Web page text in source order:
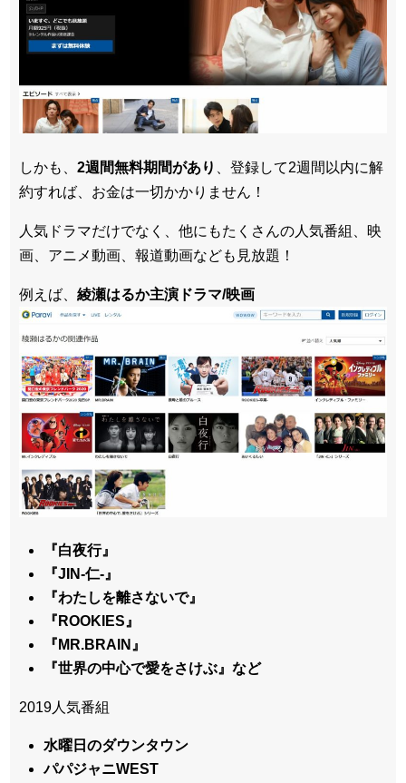
しかも、 2週間無料期間があり
、登録して2週間以内に解
約すれば、お金は一切かかりません！
人気ドラマだけでなく、他にもたくさんの人気番組、映
画、アニメ動画、報道動画なども見放題！
例えば、 綾瀬はるか主演ドラマ/映画
『白夜行』
『JIN-仁-』
『わたしを離さないで』
『ROOKIES』
『MR.BRAIN』
『世界の中心で愛をさけぶ』など
2019人気番組
水曜日のダウンタウン
パパジャニWEST